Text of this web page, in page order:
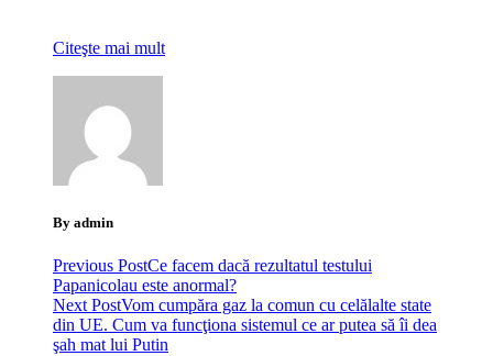
Citeşte mai mult
By admin
Previous PostCe facem dacă rezultatul testului
Papanicolau este anormal?
Next PostVom cumpăra gaz la comun cu celălalte state
din UE. Cum va funcţiona sistemul ce ar putea să îi dea
şah mat lui Putin